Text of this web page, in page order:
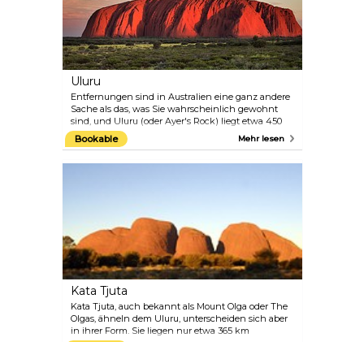
Uluru
Entfernungen sind in Australien eine ganz andere
Sache als das, was Sie wahrscheinlich gewohnt
sind, und Uluru (oder Ayer's Rock) liegt etwa 450
km südwestlich von Alice Springs – angesichts der
riesigen Entfernungen in Oz ist das praktisch
Bookable Mehr lesen
Kata Tjuta
Kata Tjuta, auch bekannt als Mount Olga oder The
Olgas, ähneln dem Uluru, unterscheiden sich aber
in ihrer Form. Sie liegen nur etwa 365 km